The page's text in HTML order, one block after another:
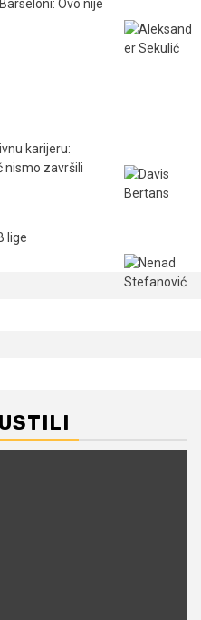
Ovo nije
karijeru:
nismo završili
lige